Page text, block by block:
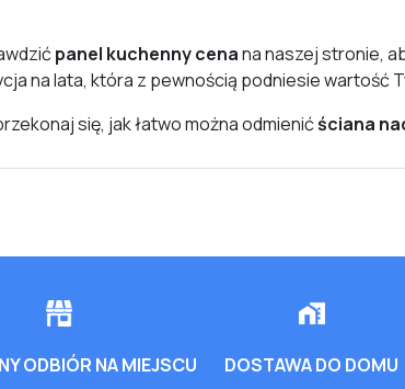
panel kuchenny cenana naszej stronie,
na lata, która z pewnością podniesie wartość
się, jak łatwo można odmienićściana
ODBIÓR NA MIEJSCU DOSTAWA DO DOMU